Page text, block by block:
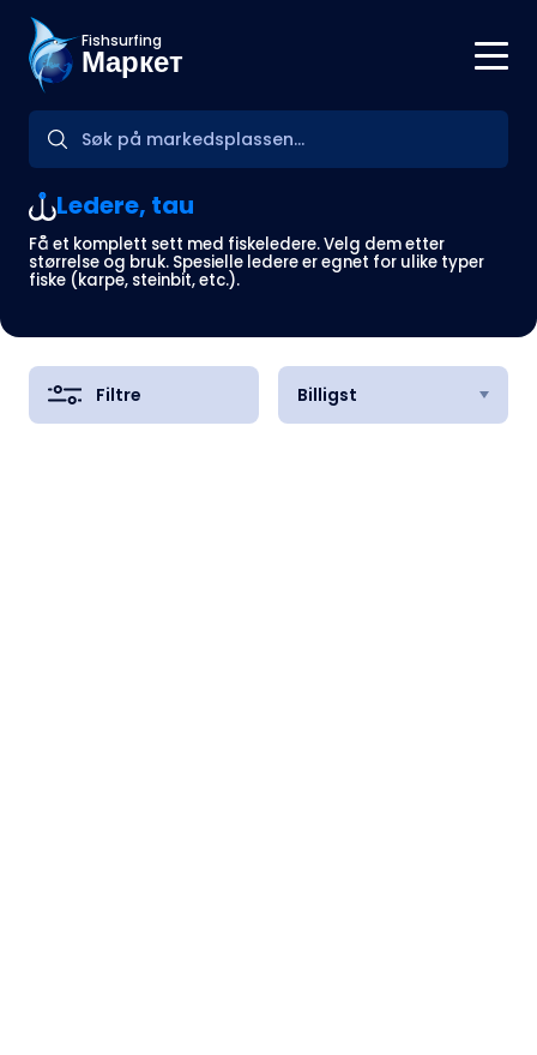
Fishsurfing
Маркет
Ledere, tau
Få et komplett sett med fiskeledere. Velg dem etter
størrelse og bruk. Spesielle ledere er egnet for ulike typer
fiske (karpe, steinbit, etc.).
Filtre Billigst